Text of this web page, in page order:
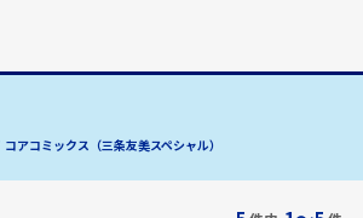
コアコミックス（三条友美スペシャル）